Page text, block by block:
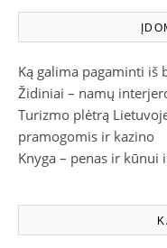
Ką galima pagaminti iš
Židiniai – namų
Turizmo plėtrą
pramogomis ir kazino
Knyga – penas ir kūnui